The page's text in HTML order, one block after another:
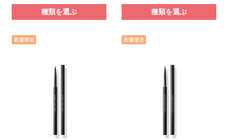
種類を選ぶ 種類を選ぶ